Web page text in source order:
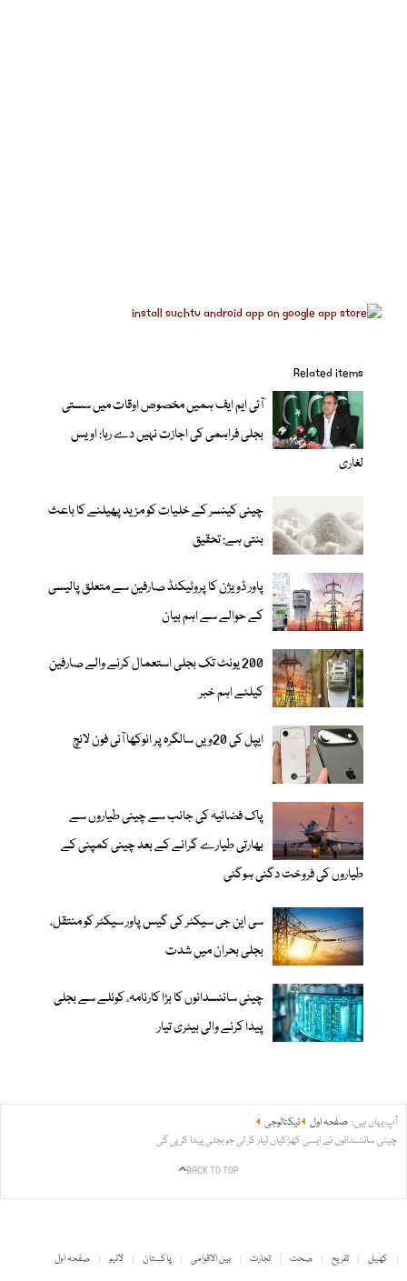
Related items
آئی ایم ایف ہمیں مخصوص اوقات میں سستی
بجلی فراہمی کی اجازت نہیں دے رہا: اویس
لغاری
چینی کینسر کے خلیات کو مزید پھیلنے کا باعث
بنتی ہے: تحقیق
پاور ڈویژن کا پروٹیکٹڈ صارفین سے متعلق پالیسی
کے حوالے سے اہم بیان
200 یونٹ تک بجلی استعمال کرنے والے صارفین
کیلئے اہم خبر
ایپل کی 20ویں سالگرہ پر انوکھا آئی فون لانچ
پاک فضائیہ کی جانب سے چینی طیاروں سے
بھارتی طیارے گرانے کے بعد چینی کمپنی کے
طیاروں کی فروخت دگنی ہوگئی
سی این جی سیکٹر کی گیس پاور سیکٹر کو منتقل،
بجلی بحران میں شدت
چینی سائنسدانوں کا بڑا کارنامہ، کوئلے سے بجلی
پیدا کرنے والی بیٹری تیار
آپ یہاں ہیں: صفحہ اول
ٹیکنالوجی
چینی سائنسدانوں نے ایسی کھڑکیاں تیار کر لی جو بجلی پیدا کریں گی
BACK TO TOP
صفحہ اول لائیو پاکستان بین الاقوامی تجارت صحت تفریح
کھیل